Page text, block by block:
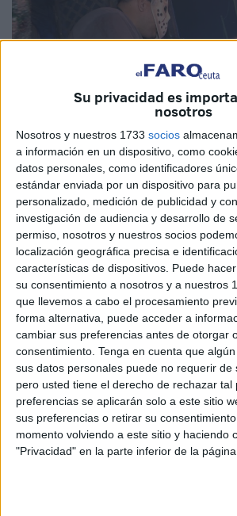
Su privacidad es
nosotros
Nosotros y nuestros 1733 socios
a información en un dispositivo, como
datos personales, como identificadores
estándar enviada por un dispositivo para
personalizado, medición de publicidad y
investigación de audiencia y desarrollo de
permiso, nosotros y nuestros socios
localización geográfica precisa e
características de dispositivos. Puede
su consentimiento a nosotros y a nuestros
que llevemos a cabo el procesamiento
forma alternativa, puede acceder a
cambiar sus preferencias antes de otorgar
consentimiento. Tenga en cuenta que
sus datos personales puede no requerir de
pero usted tiene el derecho de rechazar tal
preferencias se aplicarán solo a este sitio
sus preferencias o retirar su
momento volviendo a este sitio y haciendo
"Privacidad" en la parte inferior de la
El equipo de FaroTV aprovecha los
para dejar el trabajo a un lado y se
atracciones.
Tags: Feria
RelatedPosts
De Los Morancos a
mensajes de ánimo
HACE 4 DÍAS